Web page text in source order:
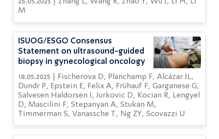
26.05.2025 | Zhang L, Wang R, Zhao Y, Wu J, Li H, Li
M
ISUOG/ESGO Consensus
Statement on ultrasound-guided
biopsy in gynecological oncology
18.05.2025 | Fischerova D, Planchamp F, Alcázar JL,
Dundr P, Epstein E, Felix A, Frühauf F, Garganese G,
Salvesen Haldorsen I, Jurkovic D, Kocian R, Lengyel
D, Mascilini F, Stepanyan A, Stukan M,
Timmerman S, Vanassche T, Ng ZY, Scovazzi U